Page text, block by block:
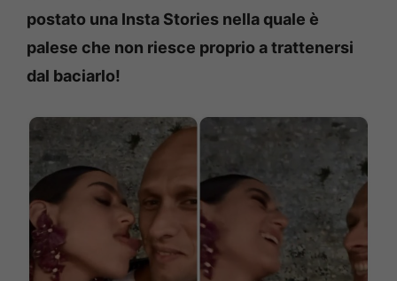
postato una Insta Stories nella quale è
palese che non riesce proprio a trattenersi
dal baciarlo!